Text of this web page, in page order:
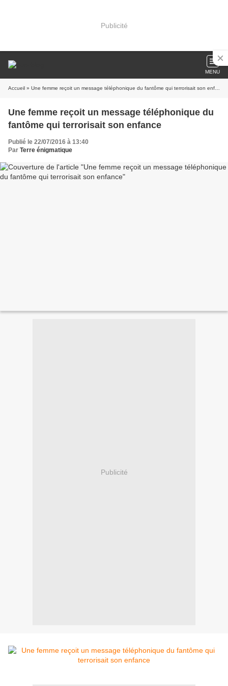
Publicité
MENU
Accueil » Une femme reçoit un message téléphonique du fantôme qui terrorisait son enfance
Une femme reçoit un message téléphonique du
fantôme qui terrorisait son enfance
Publié le 22/07/2016 à 13:40
Par Terre énigmatique
Publicité